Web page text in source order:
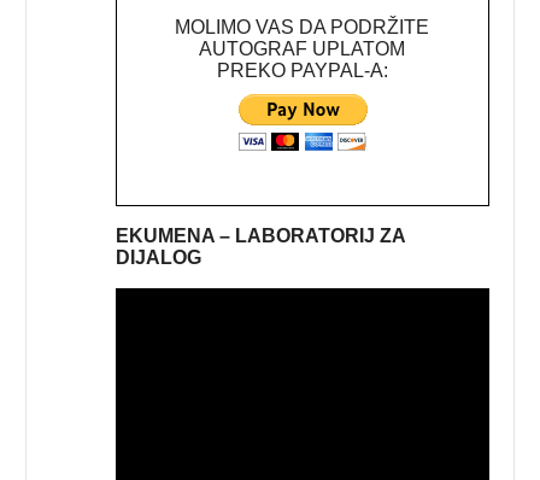
MOLIMO VAS DA PODRŽITE
AUTOGRAF UPLATOM
PREKO PAYPAL-A:
EKUMENA – LABORATORIJ ZA
DIJALOG